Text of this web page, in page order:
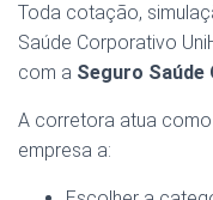
Toda cotação,
Saúde Corporativo
com a Seguro Saúde
A corretora atua
empresa a: